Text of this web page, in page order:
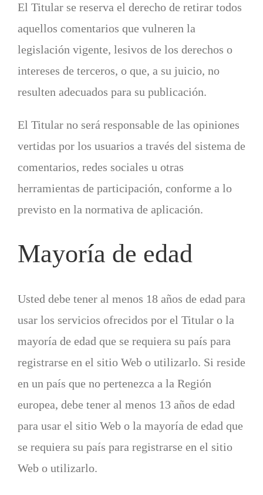
El Titular se reserva el derecho de retirar todos
aquellos comentarios que vulneren la
legislación vigente, lesivos de los derechos o
intereses de terceros, o que, a su juicio, no
resulten adecuados para su publicación.
El Titular no será responsable de las opiniones
vertidas por los usuarios a través del sistema de
comentarios, redes sociales u otras
herramientas de participación, conforme a lo
previsto en la normativa de aplicación.
Mayoría de edad
Usted debe tener al menos 18 años de edad para
usar los servicios ofrecidos por el Titular o la
mayoría de edad que se requiera su país para
registrarse en el sitio Web o utilizarlo. Si reside
en un país que no pertenezca a la Región
europea, debe tener al menos 13 años de edad
para usar el sitio Web o la mayoría de edad que
se requiera su país para registrarse en el sitio
Web o utilizarlo.